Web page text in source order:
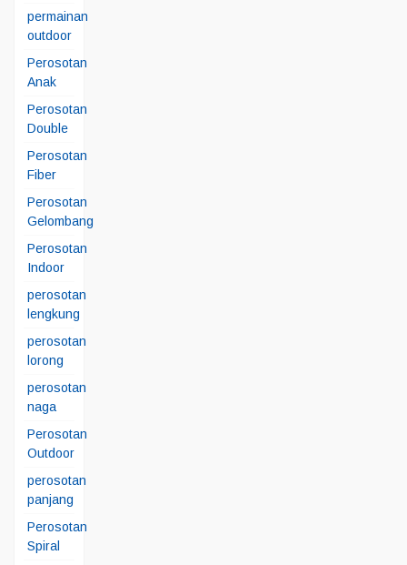
permainan
outdoor
Perosotan
Anak
Perosotan
Double
Perosotan
Fiber
Perosotan
Gelombang
Perosotan
Indoor
perosotan
lengkung
perosotan
lorong
perosotan
naga
Perosotan
Outdoor
perosotan
panjang
Perosotan
Spiral